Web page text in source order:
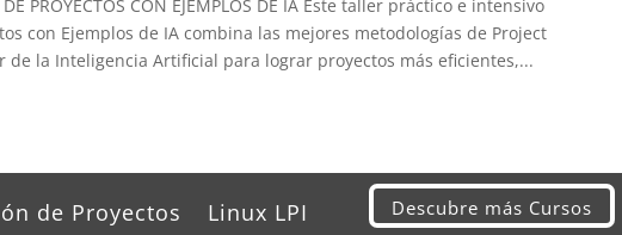
PROYECTOS CON EJEMPLOS DE IA Este taller práctico e intensivo
con Ejemplos de IA combina las mejores metodologías de Project
de la Inteligencia Artificial para lograr proyectos más eficientes,...
de Proyectos Linux LPI Descubre más Cursos